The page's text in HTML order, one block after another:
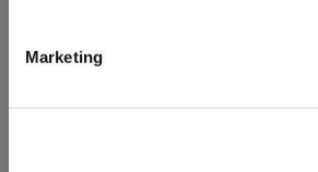
Marketing